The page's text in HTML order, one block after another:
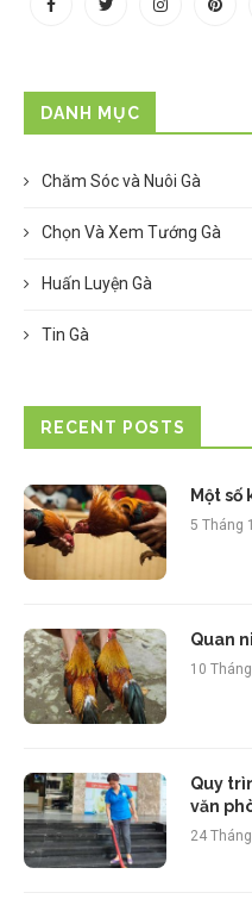
DANH MỤC
Chăm Sóc và Nuôi Gà
Chọn Và Xem Tướng Gà
Huấn Luyện Gà
Tin Gà
RECENT POSTS
Một số
5 Tháng
Quan
10
Quy
văn
24